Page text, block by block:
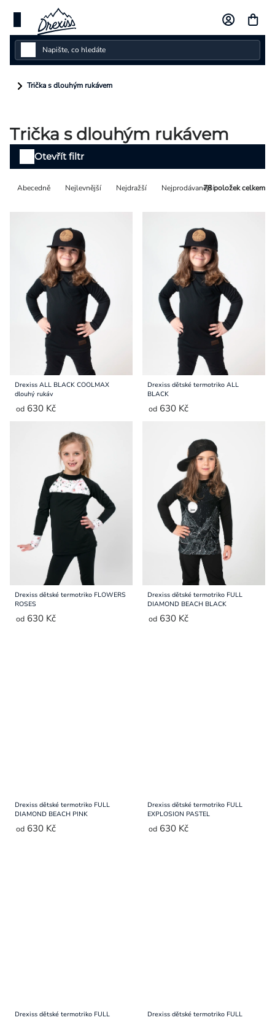
obsah
Dámské
Pánské
Kolekce
Dárkové poukazy
Přihlášení
Trička s dlouhým rukávem
Trička s dlouhým rukávem
Řazení
Abecedně Nejlevnější Nejdražší Nejprodávanější
78položek celkem
Otevřít filtr
Výpis
produktů
Drexiss ALL BLACK COOLMAX
dlouhý rukáv
od 630 Kč
Drexiss dětské termotriko ALL
BLACK
od 630 Kč
Drexiss dětské termotriko FLOWERS
ROSES
od 630 Kč
Drexiss dětské termotriko FULL
DIAMOND BEACH BLACK
od 630 Kč
Drexiss dětské termotriko FULL
DIAMOND BEACH PINK
od 630 Kč
Drexiss dětské termotriko FULL
EXPLOSION PASTEL
od 630 Kč
Drexiss dětské termotriko FULL
Drexiss dětské termotriko FULL